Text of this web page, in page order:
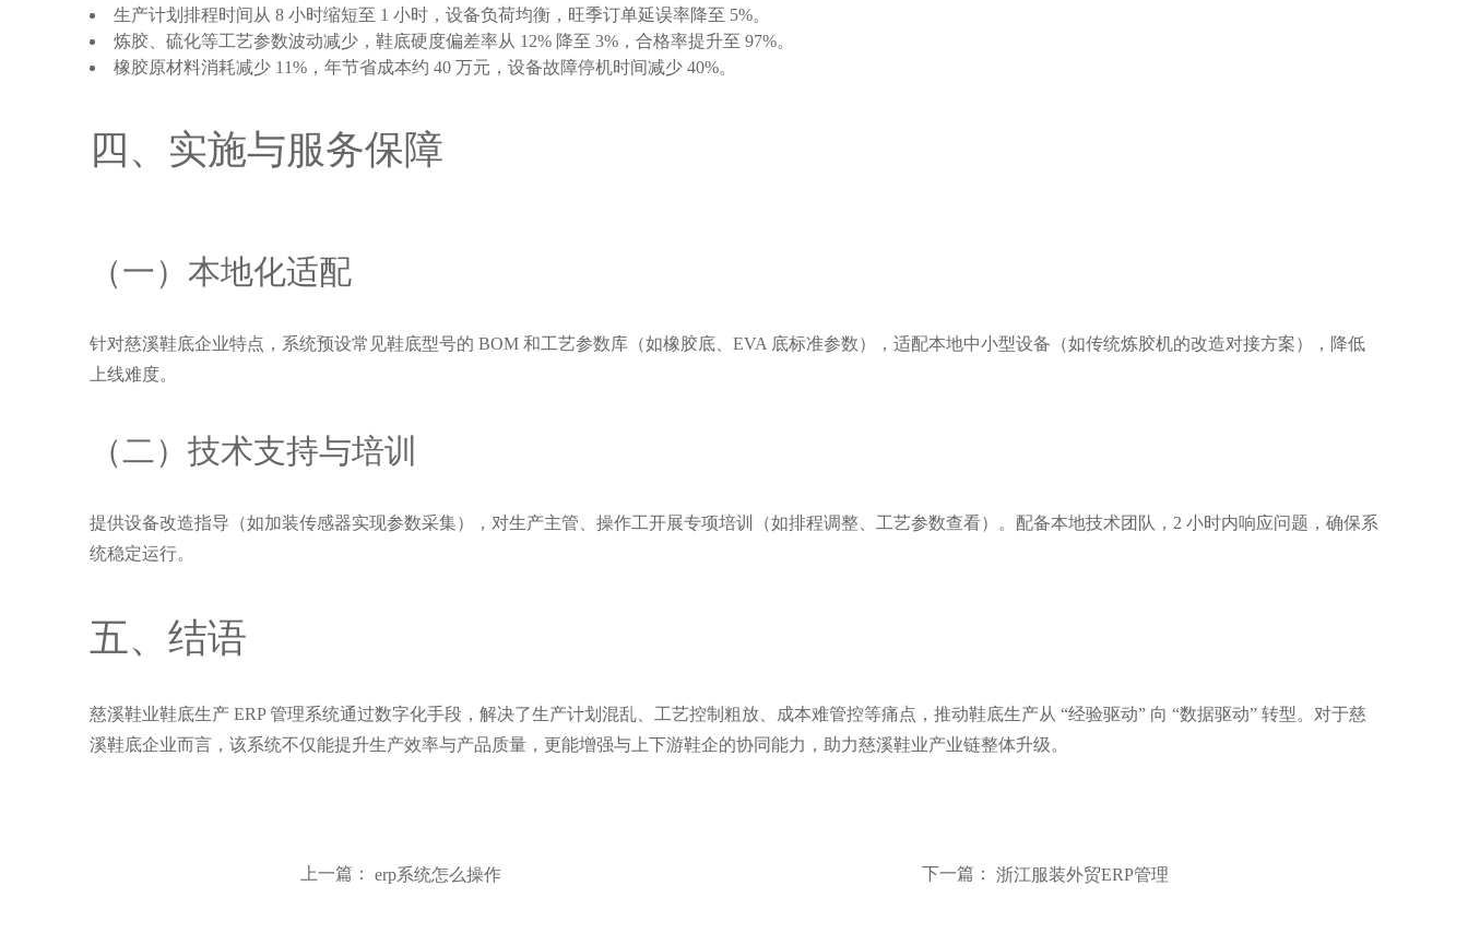
生产计划排程时间从 8 小时缩短至 1 小时，设备负荷均衡，旺季订单延误率降至 5%。
炼胶、硫化等工艺参数波动减少，鞋底硬度偏差率从 12% 降至 3%，合格率提升至 97%。
橡胶原材料消耗减少 11%，年节省成本约 40 万元，设备故障停机时间减少 40%。
四、实施与服务保障
（一）本地化适配
针对慈溪鞋底企业特点，系统预设常见鞋底型号的 BOM 和工艺参数库（如橡胶底、EVA 底标准参数），适配本地中小型设备（如传统炼胶机的改造对接方案），降低
上线难度。
（二）技术支持与培训
提供设备改造指导（如加装传感器实现参数采集），对生产主管、操作工开展专项培训（如排程调整、工艺参数查看）。配备本地技术团队，2 小时内响应问题，确保系
统稳定运行。
五、结语
慈溪鞋业鞋底生产 ERP 管理系统通过数字化手段，解决了生产计划混乱、工艺控制粗放、成本难管控等痛点，推动鞋底生产从 “经验驱动” 向 “数据驱动” 转型。对于慈
溪鞋底企业而言，该系统不仅能提升生产效率与产品质量，更能增强与上下游鞋企的协同能力，助力慈溪鞋业产业链整体升级。
上一篇： erp系统怎么操作 下一篇： 浙江服装外贸ERP管理